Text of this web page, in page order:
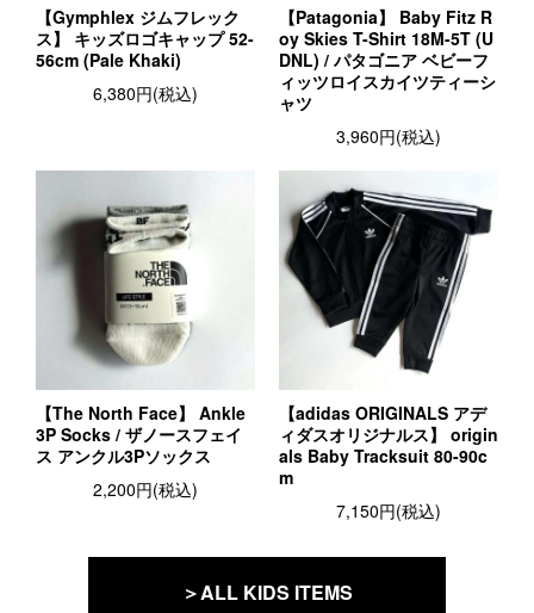
【Gymphlex ジムフレック
ス】 キッズロゴキャップ 52-
56cm (Pale Khaki)
6,380円(税込)
【Patagonia】 Baby Fitz R
oy Skies T-Shirt 18M-5T (U
DNL) / パタゴニア ベビーフ
ィッツロイスカイツティーシ
ャツ
3,960円(税込)
【The North Face】 Ankle
3P Socks / ザノースフェイ
ス アンクル3Pソックス
2,200円(税込)
【adidas ORIGINALS アデ
ィダスオリジナルス】 origin
als Baby Tracksuit 80-90c
m
7,150円(税込)
＞ALL KIDS ITEMS